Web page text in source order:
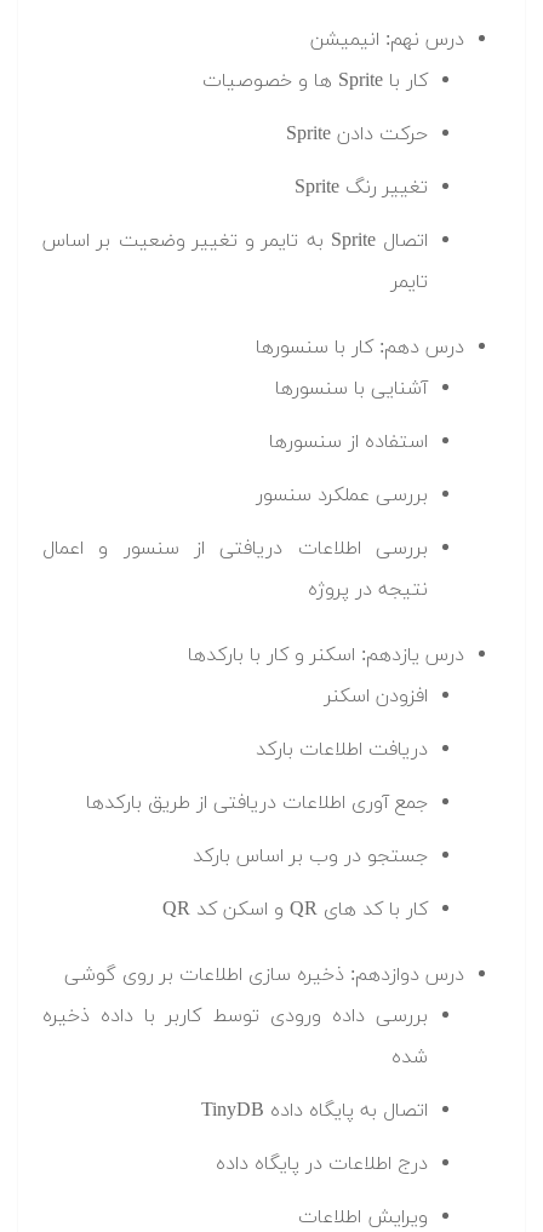
درس نهم: انیمیشن
کار با Sprite ها و خصوصیات
حرکت دادن Sprite
تغییر رنگ Sprite
اتصال Sprite به تایمر و تغییر وضعیت بر اساس
تایمر
درس دهم: کار با سنسورها
آشنایی با سنسورها
استفاده از سنسورها
بررسی عملکرد سنسور
بررسی اطلاعات دریافتی از سنسور و اعمال
نتیجه در پروژه
درس یازدهم: اسکنر و کار با بارکدها
افزودن اسکنر
دریافت اطلاعات بارکد
جمع آوری اطلاعات دریافتی از طریق بارکدها
جستجو در وب بر اساس بارکد
کار با کد های QR و اسکن کد QR
درس دوازدهم: ذخیره سازی اطلاعات بر روی گوشی
بررسی داده ورودی توسط کاربر با داده ذخیره
شده
اتصال به پایگاه داده TinyDB
درج اطلاعات در پایگاه داده
ویرایش اطلاعات